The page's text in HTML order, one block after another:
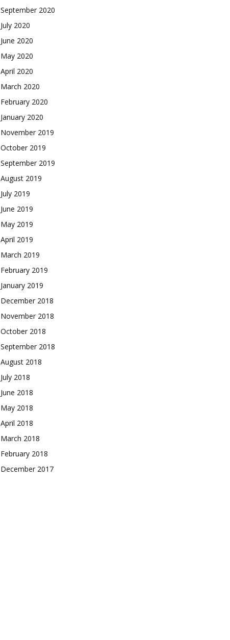
September 2020
July 2020
June 2020
May 2020
April 2020
March 2020
February 2020
January 2020
November 2019
October 2019
September 2019
August 2019
July 2019
June 2019
May 2019
April 2019
March 2019
February 2019
January 2019
December 2018
November 2018
October 2018
September 2018
August 2018
July 2018
June 2018
May 2018
April 2018
March 2018
February 2018
December 2017